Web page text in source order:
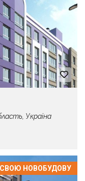
Україна
НОВОБУДОВУ